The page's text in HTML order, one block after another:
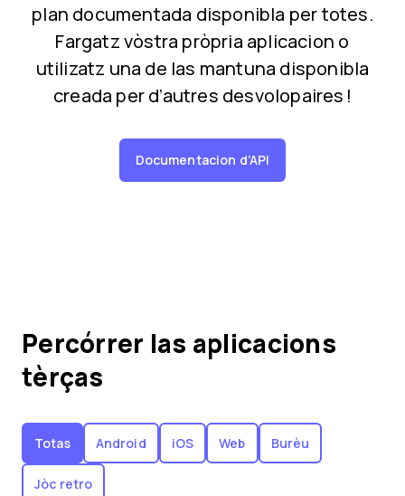
plan documentada disponibla per totes.
Fargatz vòstra pròpria aplicacion o
utilizatz una de las mantuna disponibla
creada per d’autres desvolopaires !
Documentacion d’API
Percórrer las aplicacions
tèrças
Totas Android iOS Web Burèu
Jòc retro